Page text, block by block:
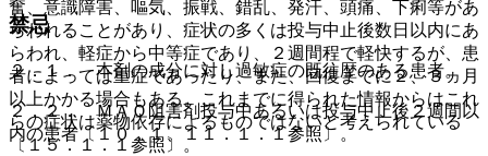
奮、意識障害、嘔気、振戦、錯乱、発汗、頭痛、下痢等があ
らわれることがあり、症状の多くは投与中止後数日以内にあ
らわれ、軽症から中等症であり、２週間程で軽快するが、患
者によっては重症であったり、また、回復までに２、３ヵ月
以上かかる場合もある。これまでに得られた情報からはこれ
らの症状は薬物依存によるものではないと考えられている
〔１５．１．１参照〕。
禁忌
２．１． 本剤の成分に対し過敏症の既往歴のある患者。
２．２． ＭＡＯ阻害剤投与中あるいは投与中止後２週間以
内の患者〔１０．１、１１．１．１参照〕。